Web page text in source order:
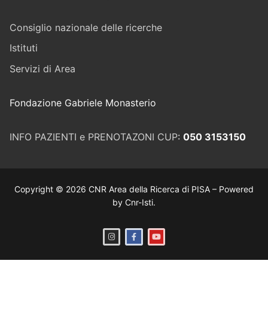
Consiglio nazionale delle ricerche
Istituti
Servizi di Area
Fondazione Gabriele Monasterio
INFO PAZIENTI e PRENOTAZONI CUP: 050 3153150
Copyright © 2026 CNR Area della Ricerca di PISA – Powered
by Cnr-Isti.